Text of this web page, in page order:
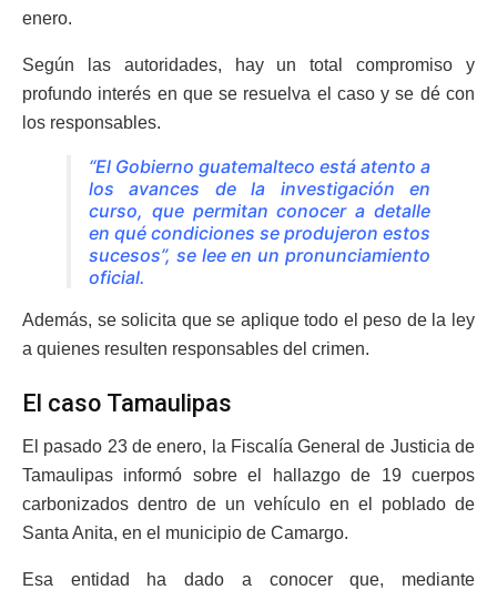
enero.
Según las autoridades, hay un total compromiso y
profundo interés en que se resuelva el caso y se dé con
los responsables.
“El Gobierno guatemalteco está atento a
los avances de la investigación en
curso, que permitan conocer a detalle
en qué condiciones se produjeron estos
sucesos”, se lee en un pronunciamiento
oficial.
Además, se solicita que se aplique todo el peso de la ley
a quienes resulten responsables del crimen.
El caso Tamaulipas
El pasado 23 de enero, la Fiscalía General de Justicia de
Tamaulipas informó sobre el hallazgo de 19 cuerpos
carbonizados dentro de un vehículo en el poblado de
Santa Anita, en el municipio de Camargo.
Esa entidad ha dado a conocer que, mediante